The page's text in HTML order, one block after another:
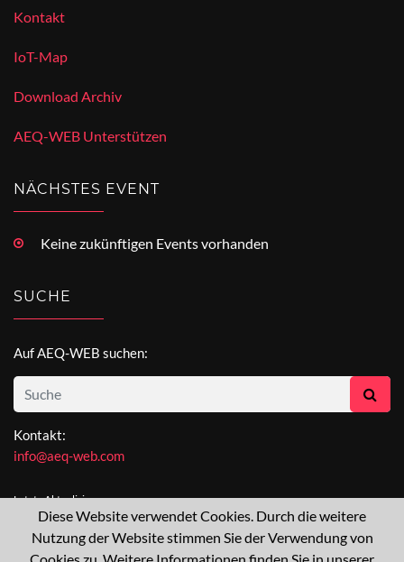
Kontakt
IoT-Map
Download Archiv
AEQ-WEB Unterstützen
NÄCHSTES EVENT
Keine zukünftigen Events vorhanden
SUCHE
Auf AEQ-WEB suchen:
Kontakt:
info@aeq-web.com
Letzte Aktualisierung:
[not available]
Diese Website verwendet Cookies. Durch die weitere
Nutzung der Website stimmen Sie der Verwendung von